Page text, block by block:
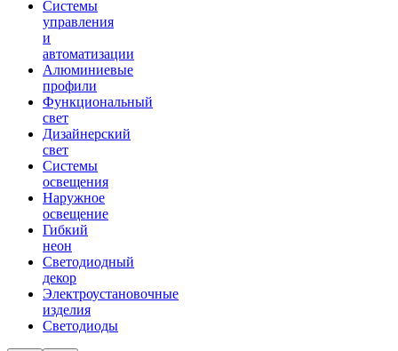
Системы
управления
и
автоматизации
Алюминиевые
профили
Функциональный
свет
Дизайнерский
свет
Системы
освещения
Наружное
освещение
Гибкий
неон
Светодиодный
декор
Электроустановочные
изделия
Светодиоды